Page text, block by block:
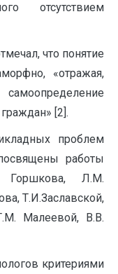
отсутствием
что понятие
«отражая,
[2].
проблем
работы
Горшкова, Л.М.
Т.И.Заславской,
Малеевой, В.В.
критериями